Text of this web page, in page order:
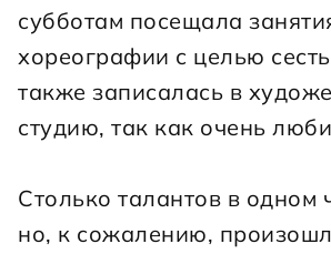
субботам посещала
хореографии с целью
также записалась в
студию, так как очень
Столько талантов в одном
но, к сожалению,